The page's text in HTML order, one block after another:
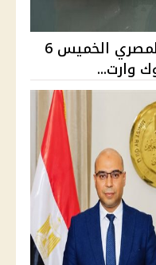
سعر الدولار مقابل الجنيه المصري الخميس 6